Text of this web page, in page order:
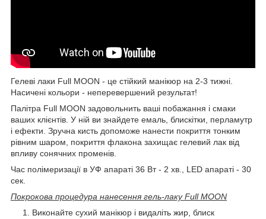
Гелеві лаки Full MOON - це стійкий манікюр на 2-3 тижні.
Насичені кольори - неперевершений результат!
Палітра Full MOON задовольнить ваші побажання і смаки
ваших клієнтів. У ній ви знайдете емаль, блискітки, перламутр
і ефекти. Зручна кисть допоможе нанести покриття тонким
рівним шаром, покриття флакона захищає гелевий лак від
впливу сонячних променів.
Час полімеризації в УФ апараті 36 Вт - 2 хв., LED апараті - 30
сек.
Покрокова процедура нанесення гель-лаку Full MOON
Виконайте сухий манікюр і видаліть жир, блиск